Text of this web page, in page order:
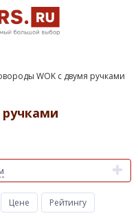
WOK с двумя ручками
Цене Рейтингу